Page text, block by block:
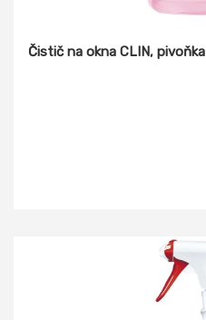
Čistič na okna CLIN, pivoňka